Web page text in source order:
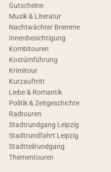
Gutscheine
Musik & Literatur
Nachtwächter Bremme
Innenbesichtigung
Kombitouren
Kostümführung
Krimitour
Kurzauftritt
Liebe & Romantik
Politik & Zeitgeschichte
Radtouren
Stadtrundgang Leipzig
Stadtrundfahrt Leipzig
Stadtteilrundgang
Thementouren